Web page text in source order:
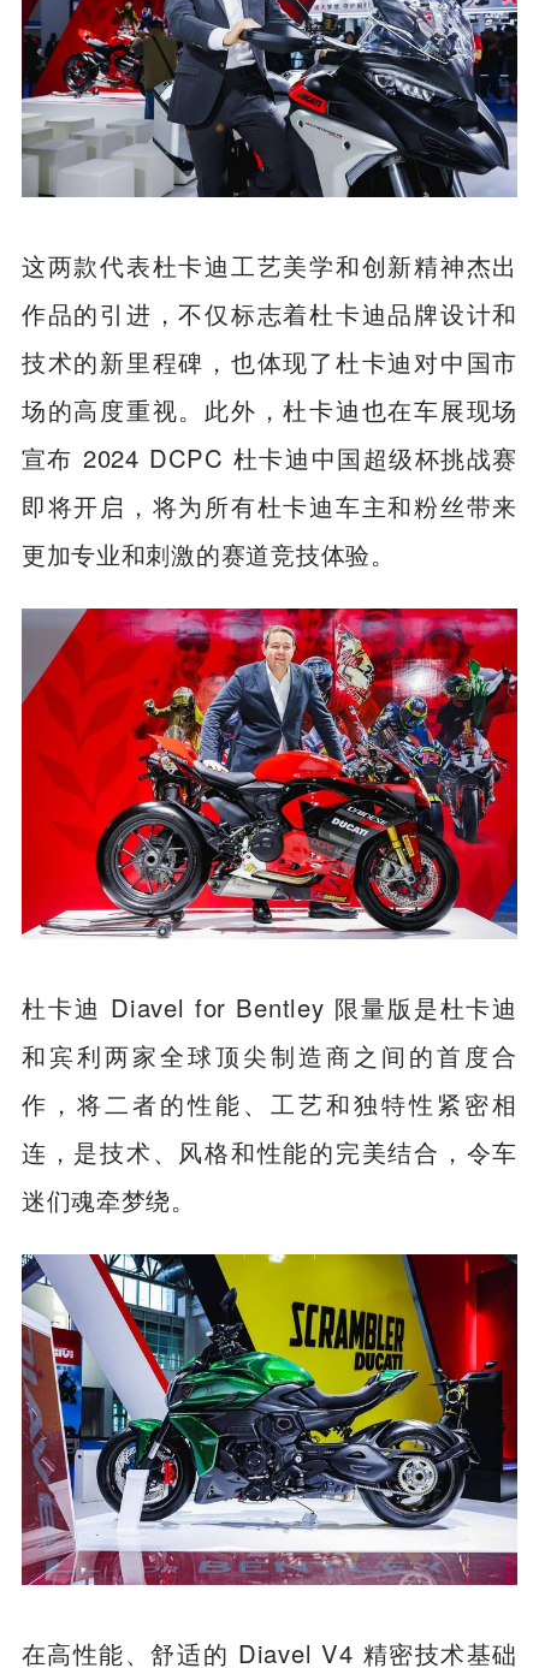
这两款代表杜卡迪工艺美学和创新精神杰出
作品的引进，不仅标志着杜卡迪品牌设计和
技术的新里程碑，也体现了杜卡迪对中国市
场的高度重视。此外，杜卡迪也在车展现场
宣布 2024 DCPC 杜卡迪中国超级杯挑战赛
即将开启，将为所有杜卡迪车主和粉丝带来
更加专业和刺激的赛道竞技体验。
杜卡迪 Diavel for Bentley 限量版是杜卡迪
和宾利两家全球顶尖制造商之间的首度合
作，将二者的性能、工艺和独特性紧密相
连，是技术、风格和性能的完美结合，令车
迷们魂牵梦绕。
在高性能、舒适的 Diavel V4 精密技术基础